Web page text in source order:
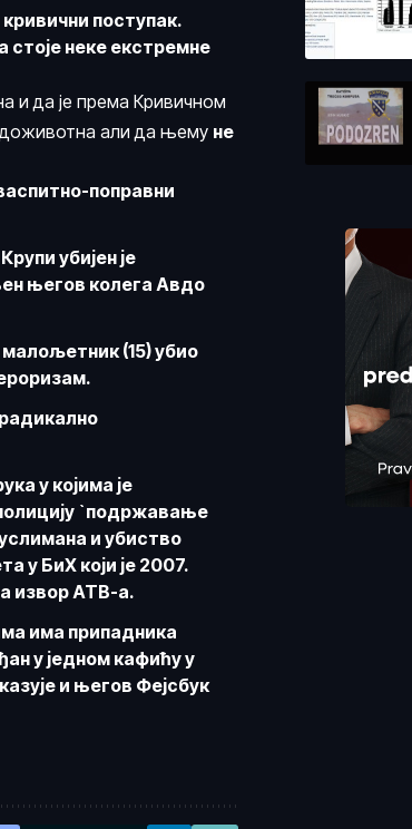
поступак.
стоје неке екстремне
и да је према Кривичном
доживотна али да њему не
поправни
убијен је
његов колегаАвдо
малољетник (15) убио
у којима је
`подржавање
и убиство
у БиХ који је 2007.
изворАТВ-а.
има припадника
у једном кафићу у
и његов Фејсбук